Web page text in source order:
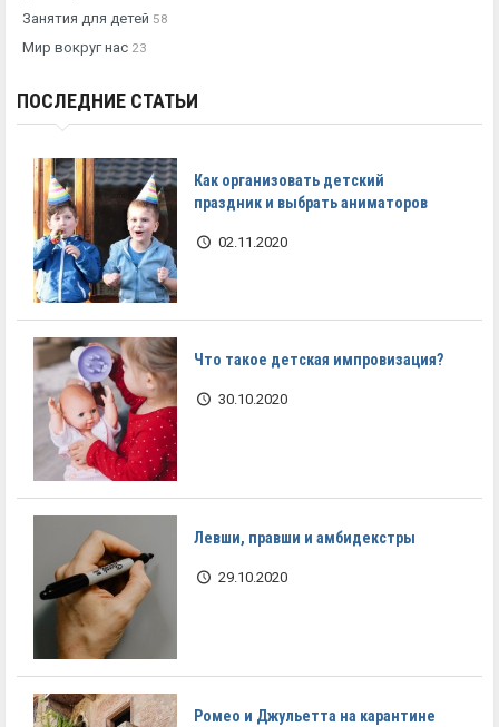
Занятия для детей 58
Мир вокруг нас 23
ПОСЛЕДНИЕ СТАТЬИ
Как организовать детский
праздник и выбрать аниматоров
02.11.2020
Что такое детская импровизация?
30.10.2020
Левши, правши и амбидекстры
29.10.2020
Ромео и Джульетта на карантине